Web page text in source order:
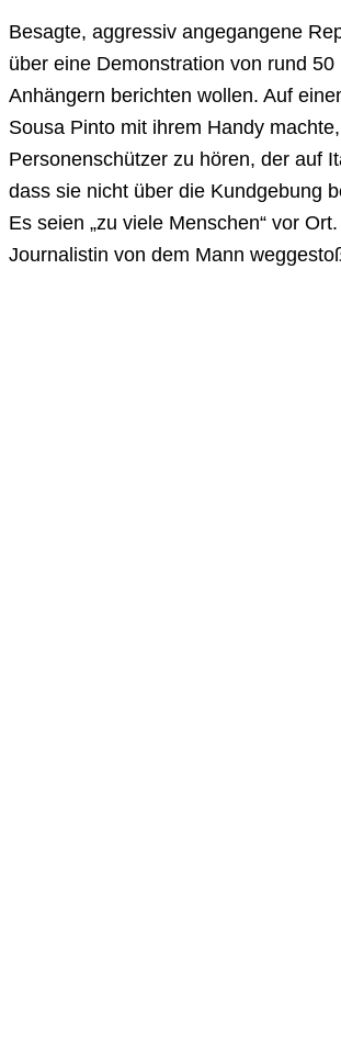
Besagte, aggressiv angegangene
über eine Demonstration von rund 50
Anhängern berichten wollen. Auf
Sousa Pinto mit ihrem Handy
Personenschützer zu hören, der auf
dass sie nicht über die Kundgebung
Es seien „zu viele Menschen“ vor
Journalistin von dem Mann